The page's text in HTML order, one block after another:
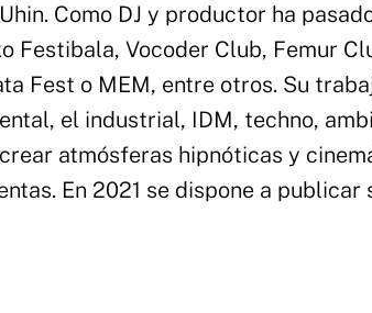
Como DJ y productor ha
Festibala, Vocoder Club, Femur
Fest o MEM, entre otros. Su
el industrial, IDM, techno,
atmósferas hipnóticas y
En 2021 se dispone a publicar